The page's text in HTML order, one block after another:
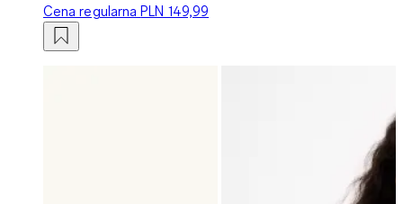
Cena regularnaPLN 149,99